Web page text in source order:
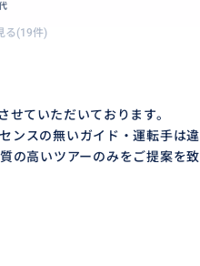
る(19件)
ていただいております。
ンスの無いガイド・運転手は違
の高いツアーのみをご提案を致